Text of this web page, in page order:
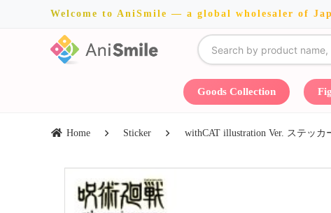
Welcome to AniSmile — a global wholesaler of
Goods Collection
Home Sticker withCAT illustration Ver. ステッ